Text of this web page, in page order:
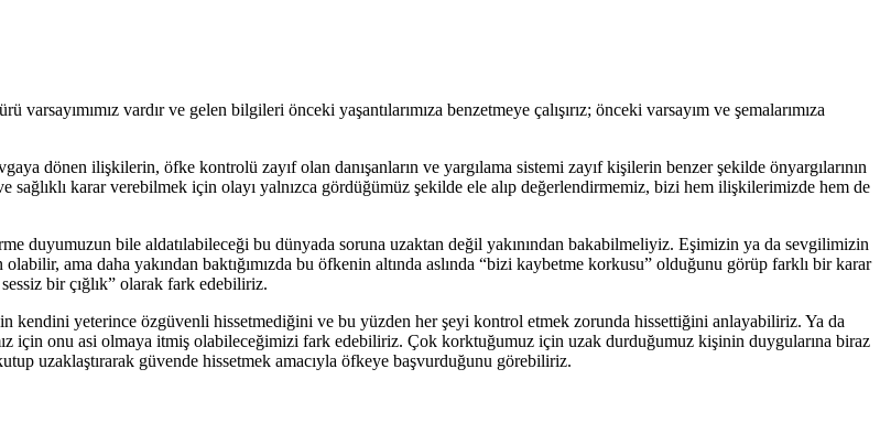
vardır ve gelen bilgileri önceki yaşantılarımıza benzetmeye çalışırız; önceki varsayım ve şemalarımıza
dönen ilişkilerin, öfke kontrolü zayıf olan danışanların ve yargılama sistemi zayıf kişilerin benzer şekilde önyargılarının
karar verebilmek için olayı yalnızca gördüğümüz şekilde ele alıp değerlendirmemiz, bizi hem ilişkilerimizde hem de
duyumuzun bile aldatılabileceği bu dünyada soruna uzaktan değil yakınından bakabilmeliyiz. Eşimizin ya da sevgilimizin
ama daha yakından baktığımızda bu öfkenin altında aslında “bizi kaybetme korkusu” olduğunu görüp farklı bir karar
bir çığlık” olarak fark edebiliriz.
kendini yeterince özgüvenli hissetmediğini ve bu yüzden her şeyi kontrol etmek zorunda hissettiğini anlayabiliriz. Ya da
için onu asi olmaya itmiş olabileceğimizi fark edebiliriz. Çok korktuğumuz için uzak durduğumuz kişinin duygularına biraz
uzaklaştırarak güvende hissetmek amacıyla öfkeye başvurduğunu görebiliriz.